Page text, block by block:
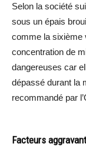
Selon la société
sous un épais
comme la sixième
concentration de
dangereuses car
dépassé durant la
recommandé par
Facteurs